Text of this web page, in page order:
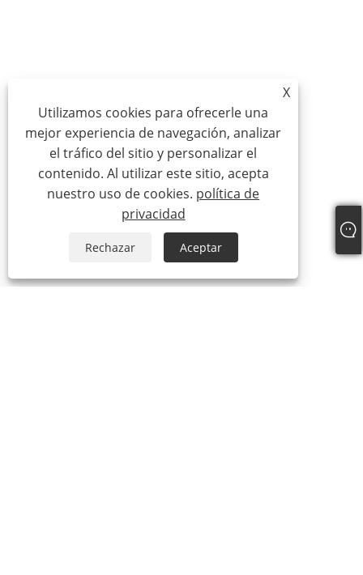
X
Utilizamos cookies para ofrecerle una
mejor experiencia de navegación, analizar
el tráfico del sitio y personalizar el
contenido. Al utilizar este sitio, acepta
nuestro uso de cookies. política de
privacidad
Rechazar Aceptar